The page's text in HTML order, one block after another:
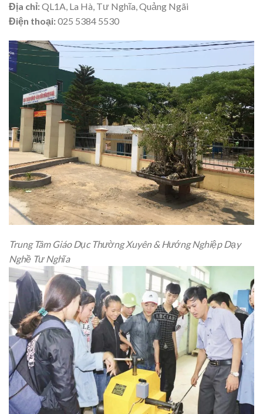
Địa chỉ:QL1A, La Hà, Tư Nghĩa, Quảng Ngãi
Điện thoại:025 5384 5530
Trung Tâm Giáo Dục Thường Xuyên & Hướng Nghiệp Dạy
Nghề Tư Nghĩa